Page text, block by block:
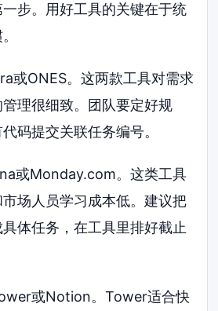
步。用好工具的关键在于统
或ONES。这两款工具对需求
理很细致。团队要定好规
码提交关联任务编号。
或Monday.com。这类工具
场人员学习成本低。建议把
体任务，在工具里排好截止
或Notion。Tower适合快